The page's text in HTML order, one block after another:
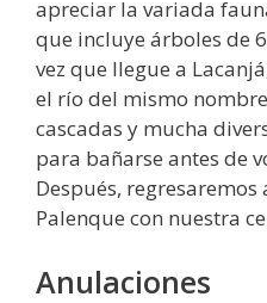
apreciar la variada
que incluye árboles de
vez que llegue a
el río del mismo
cascadas y mucha
para bañarse antes de
Después, regresaremos
Palenque con nuestra
Anulaciones